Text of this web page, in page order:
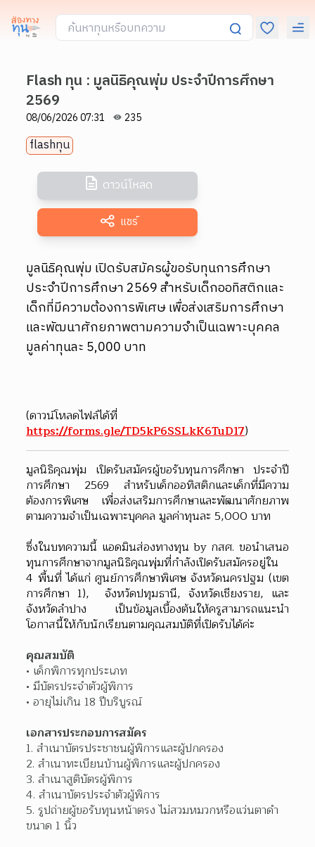
Flash ทุน : มูลนิธิคุณพุ่ม ประจำปีการศึกษา
2569
08/06/2026 07:31 235
flashทุน
ดาวน์โหลด
แชร์
มูลนิธิคุณพุ่ม เปิดรับสมัครผู้ขอรับทุนการศึกษา
ประจำปีการศึกษา 2569 สำหรับเด็กออทิสติกและ
เด็กที่มีความต้องการพิเศษ เพื่อส่งเสริมการศึกษา
และพัฒนาศักยภาพตามความจำเป็นเฉพาะบุคคล
มูลค่าทุนละ 5,000 บาท
(ดาวน์โหลดไฟล์ได้ที่
https://forms.gle/TD5kP6SSLkK6TuD17)
มูลนิธิคุณพุ่ม เปิดรับสมัครผู้ขอรับทุนการศึกษา ประจำปี
การศึกษา 2569 สำหรับเด็กออทิสติกและเด็กที่มีความ
ต้องการพิเศษ เพื่อส่งเสริมการศึกษาและพัฒนาศักยภาพ
ตามความจำเป็นเฉพาะบุคคล มูลค่าทุนละ 5,000 บาท
ซึ่งในบทความนี้ แอดมินส่องทางทุน by กสศ. ขอนำเสนอ
ทุนการศึกษาจากมูลนิธิคุณพุ่มที่กำลังเปิดรับสมัครอยู่ใน
4 พื้นที่ ได้แก่ ศูนย์การศึกษาพิเศษ จังหวัดนครปฐม (เขต
การศึกษา 1),  จังหวัดปทุมธานี, จังหวัดเชียงราย, และ
จังหวัดลำปาง เป็นข้อมูลเบื้องต้นให้ครูสามารถแนะนำ
โอกาสนี้ให้กับนักเรียนตามคุณสมบัติที่เปิดรับได้ค่ะ
คุณสมบัติ
เด็กพิการทุกประเภท
มีบัตรประจำตัวผู้พิการ
อายุไม่เกิน 18 ปีบริบูรณ์
เอกสารประกอบการสมัคร
สำเนาบัตรประชาชนผู้พิการและผู้ปกครอง
สำเนาทะเบียนบ้านผู้พิการและผู้ปกครอง
สำเนาสูติบัตรผู้พิการ
สำเนาบัตรประจำตัวผู้พิการ
รูปถ่ายผู้ขอรับทุนหน้าตรง ไม่สวมหมวกหรือแว่นตาดำ
ขนาด 1 นิ้ว